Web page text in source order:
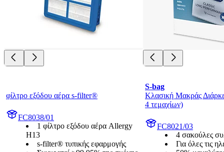
φίλτρο εξόδου αέρα s-filter®
FC8038/01
1 φίλτρο εξόδου αέρα Allergy
H13
s-filter® τυπικής εφαρμογής
S-bag
Κλασική Μακράς
4 τεμαχίων)
FC8021/03
4 σακούλες
Για όλες τις